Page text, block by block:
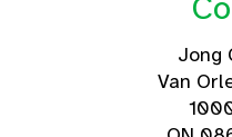
Jong
Van